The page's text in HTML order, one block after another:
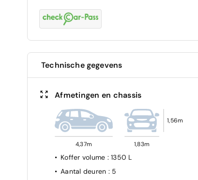
Technische gegevens
Afmetingen en chassis
4,37m 1,83m
1,56m
Koffer volume : 1350 L
Aantal deuren : 5